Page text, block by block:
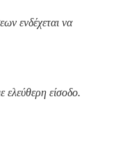
ενδέχεται να
είσοδο.